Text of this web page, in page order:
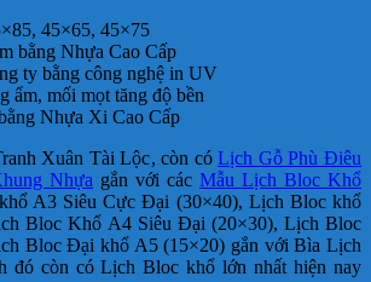
45×65, 45×75
bằng Nhựa Cao Cấp
ty bằng công nghệ in UV
ẩm, mối mọt tăng độ bền
Nhựa Xi Cao Cấp
Xuân Tài Lộc, còn cóLịch Gỗ Phù Điêu
Nhựa gắn với các Mẫu Lịch Bloc Khổ
A3 Siêu Cực Đại (30×40), Lịch Bloc khổ
Bloc Khổ A4 Siêu Đại (20×30), Lịch Bloc
Bloc Đại khổ A5 (15×20) gắn với Bìa Lịch
đó còn có Lịch Bloc khổ lớn nhất hiện nay